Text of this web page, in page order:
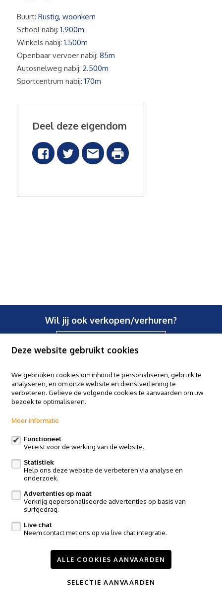
Buurt: Rustig, woonkern
School nabij: 1.900m
Winkels nabij: 1.500m
Openbaar vervoer nabij: 85m
Autosnelweg nabij: 2.500m
Sportcentrum nabij: 170m
Deel deze eigendom
Wil jij ook verkopen/verhuren?
Claes & Willems - Halle
Basiliekstraat 58, 1500 Halle
Edingsesteenweg 364, 9400 Ninove
Claes & Willems - Sint-Pieters-Leeuw
Postweg 119, Vlezenbeek
Volg ons op:
Te huur Nieuwbouw Referenties
Deze website gebruikt cookies
We gebruiken cookies om inhoud te personaliseren, gebruik te
analyseren, en om onze website en dienstverlening te
verbeteren. Gelieve de volgende cookies te aanvaarden om uw
bezoek te optimaliseren.
Meer informatie
Functioneel
Vereist voor de werking van de website.
Statistiek
Help ons deze website de verbeteren via analyse en
onderzoek.
Advertenties op maat
Verkrijg gepersonaliseerde advertenties op basis van
surfgedrag.
Live chat
Neem contact met ons op via live chat integratie.
ALLE COOKIES AANVAARDEN
SELECTIE AANVAARDEN